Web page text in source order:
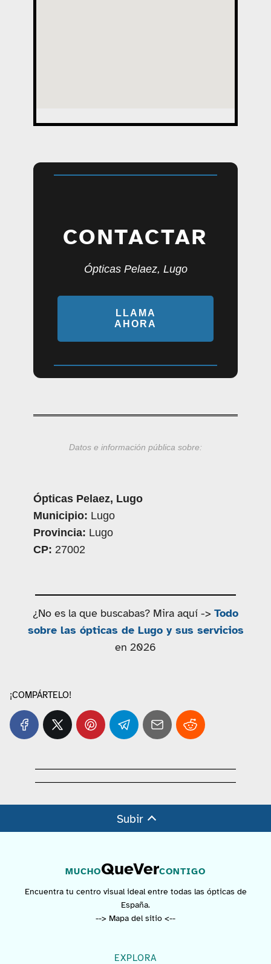
CONTACTAR
Ópticas Pelaez, Lugo
LLAMA
AHORA
Datos e información pública sobre:
Ópticas Pelaez, Lugo
Municipio: Lugo
Provincia: Lugo
CP: 27002
¿No es la que buscabas? Mira aquí -> Todo
sobre las ópticas de Lugo y sus servicios
en 2026
¡COMPÁRTELO!
Subir
MUCHOQueVerCONTIGO
Encuentra tu centro visual ideal entre todas las ópticas de
España.
--> Mapa del sitio <--
EXPLORA